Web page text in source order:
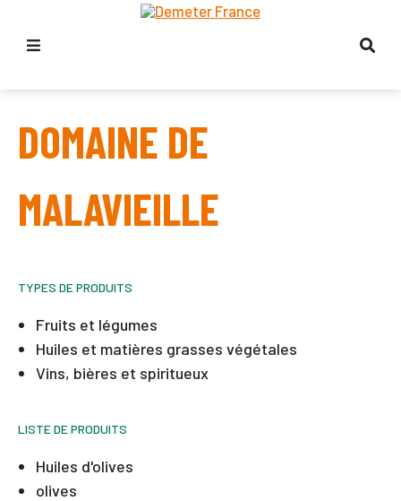
DOMAINE DE
MALAVIEILLE
TYPES DE PRODUITS
Fruits et légumes
Huiles et matières grasses végétales
Vins, bières et spiritueux
LISTE DE PRODUITS
Huiles d'olives
olives